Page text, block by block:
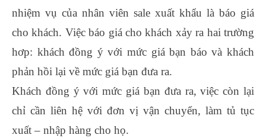
nhiệm vụ của nhân viên sale xuất khẩu là báo giá
cho khách. Việc báo giá cho khách xảy ra hai trường
hơp: khách đồng ý với mức giá bạn báo và khách
phản hồi lại về mức giá bạn đưa ra.
Khách đồng ý với mức giá bạn đưa ra, việc còn lại
chỉ cần liên hệ với đơn vị vận chuyển, làm tủ tục
xuất – nhập hàng cho họ.